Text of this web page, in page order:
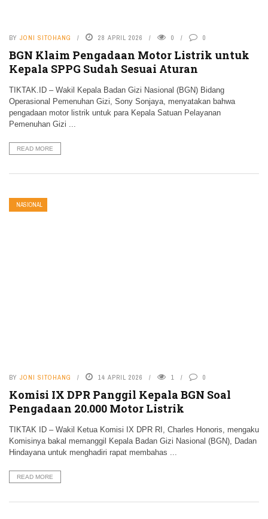
BY JONI SITOHANG 28 APRIL 2026 0 0
BGN Klaim Pengadaan Motor Listrik untuk
Kepala SPPG Sudah Sesuai Aturan
TIKTAK.ID – Wakil Kepala Badan Gizi Nasional (BGN) Bidang
Operasional Pemenuhan Gizi, Sony Sonjaya, menyatakan bahwa
pengadaan motor listrik untuk para Kepala Satuan Pelayanan
Pemenuhan Gizi ...
READ MORE
NASIONAL
BY JONI SITOHANG 14 APRIL 2026 1 0
Komisi IX DPR Panggil Kepala BGN Soal
Pengadaan 20.000 Motor Listrik
TIKTAK ID – Wakil Ketua Komisi IX DPR RI, Charles Honoris, mengaku
Komisinya bakal memanggil Kepala Badan Gizi Nasional (BGN), Dadan
Hindayana untuk menghadiri rapat membahas ...
READ MORE